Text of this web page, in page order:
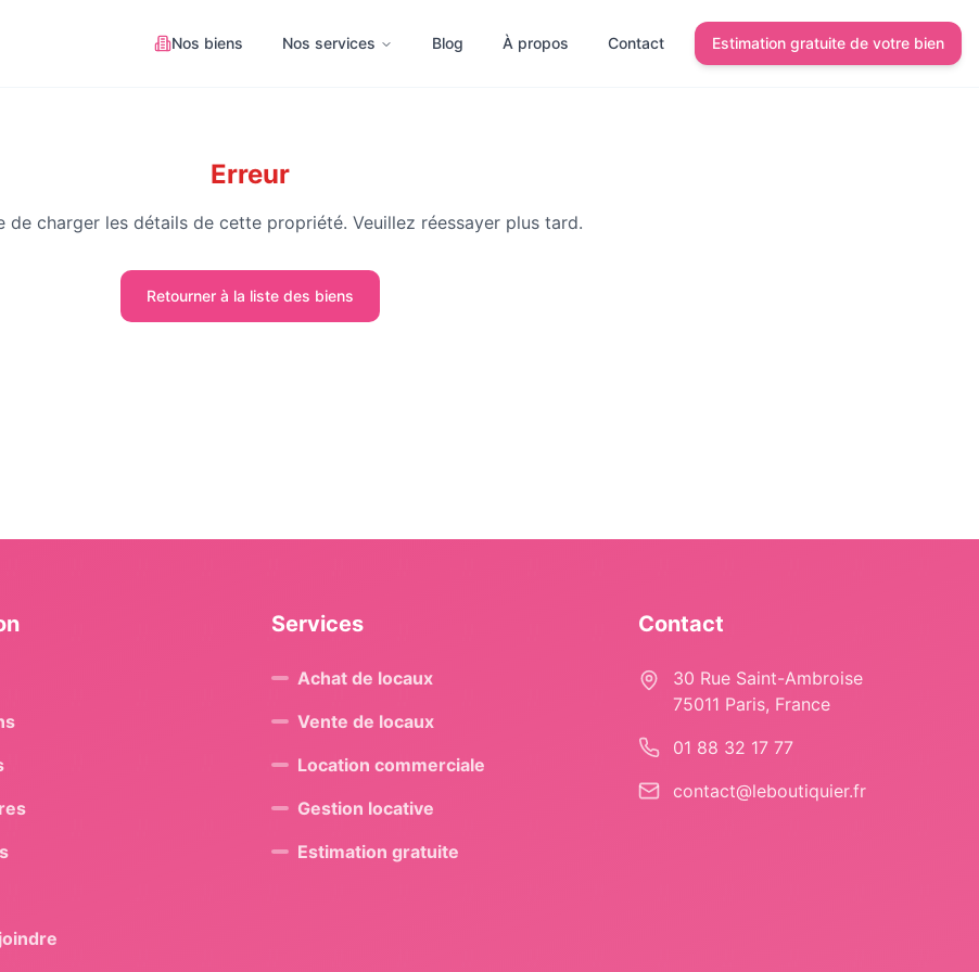
Nos biens Nos services Blog À propos Contact Estimation gratuite de votre bien
Erreur
de charger les détails de cette propriété. Veuillez réessayer plus tard.
Retourner à la liste des biens
Services
Achat de locaux
Vente de locaux
Location commerciale
Gestion locative
Estimation gratuite
Contact
30 Rue Saint-Ambroise
75011 Paris, France
01 88 32 17 77
contact@leboutiquier.fr